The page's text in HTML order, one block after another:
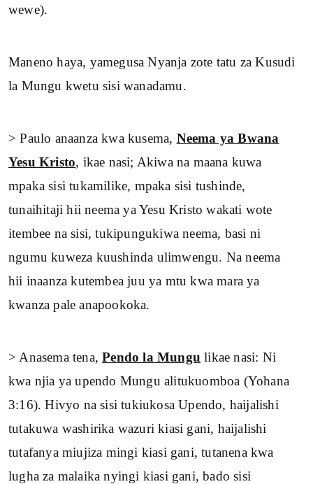
wewe).
Maneno haya, yamegusa Nyanja zote tatu za
Kusudi la Mungu kwetu sisi wanadamu.
> Paulo anaanza kwa kusema, Neema ya Bwana
Yesu Kristo , ikae nasi; Akiwa na maana kuwa
mpaka sisi tukamilike, mpaka sisi tushinde,
tunaihitaji hii neema ya Yesu Kristo wakati wote
itembee na sisi, tukipungukiwa neema, basi ni
ngumu kuweza kuushinda ulimwengu. Na neema
hii inaanza kutembea juu ya mtu kwa mara ya
kwanza pale anapookoka.
> Anasema tena,Pendo la Mungu likae nasi: Ni
kwa njia ya upendo Mungu alitukuomboa (Yohana
3:16). Hivyo na sisi tukiukosa Upendo, haijalishi
tutakuwa washirika wazuri kiasi gani, haijalishi
tutafanya miujiza mingi kiasi gani, tutanena kwa
lugha za malaika nyingi kiasi gani, bado sisi